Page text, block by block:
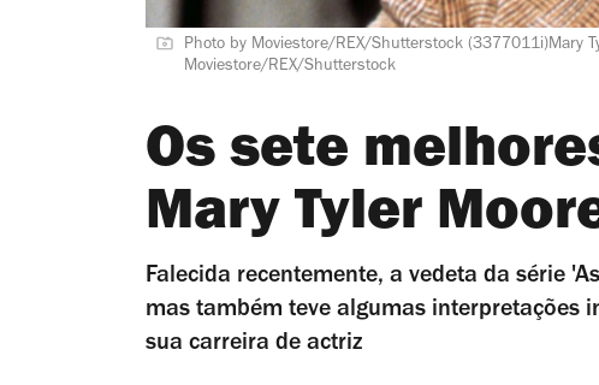
Photo by Moviestore/REX/Shutterstock (3377011i)Mary
Moviestore/REX/Shutterstock
Os sete
Mary Tyler
Falecida recentemente, a vedeta da série
mas também teve algumas interpretações
sua carreira de actriz